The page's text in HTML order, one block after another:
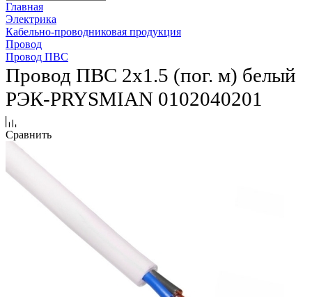
Главная
Электрика
Кабельно-проводниковая продукция
Провод
Провод ПВС
Провод ПВС 2х1.5 (пог. м) белый
РЭК-PRYSMIAN 0102040201
Сравнить